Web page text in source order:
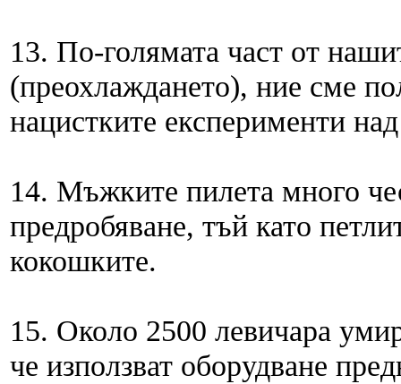
13. По-голямата част от
(преохлаждането), ние сме
нацистките експерименти
14. Мъжките пилета много
предробяване, тъй като
кокошките.
15. Около 2500 левичара
че използват оборудване